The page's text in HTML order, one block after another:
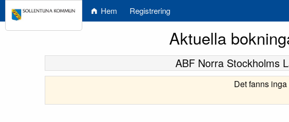
Hem Registrering
Aktuella
ABF Norra Stockholms
Det fanns